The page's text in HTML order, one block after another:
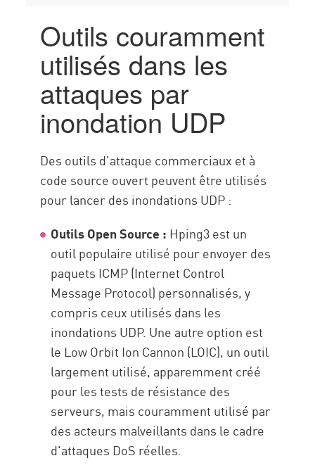
Outils couramment
utilisés dans les
attaques par
inondation UDP
Des outils d'attaque commerciaux et à
code source ouvert peuvent être utilisés
pour lancer des inondations UDP :
Outils Open Source : Hping3 est un
outil populaire utilisé pour envoyer des
paquets ICMP (Internet Control
Message Protocol) personnalisés, y
compris ceux utilisés dans les
inondations UDP. Une autre option est
le Low Orbit Ion Cannon (LOIC), un outil
largement utilisé, apparemment créé
pour les tests de résistance des
serveurs, mais couramment utilisé par
des acteurs malveillants dans le cadre
d'attaques DoS réelles.